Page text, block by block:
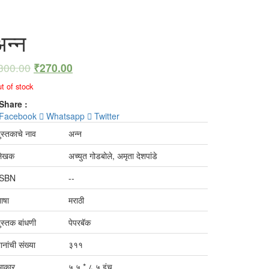
₹270.00
of stock
:
Facebook
Whatsapp
Twitter
नाव
अन्न
अच्युत गोडबोले, अमृता देशपांडे
--
मराठी
बांधणी
पेपरबॅक
संख्या
३११
५.५ * ८.५ इंच